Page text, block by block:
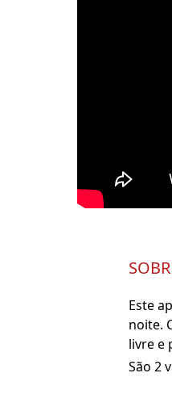
Este
noite.
livre e
São 2